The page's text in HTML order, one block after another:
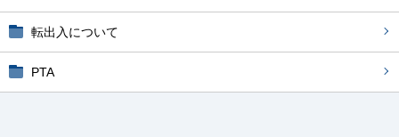
転出入について
PTA